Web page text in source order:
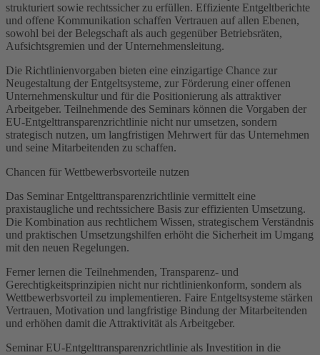
strukturiert sowie rechtssicher zu erfüllen. Effiziente Entgeltberichte
und offene Kommunikation schaffen Vertrauen auf allen Ebenen,
sowohl bei der Belegschaft als auch gegenüber Betriebsräten,
Aufsichtsgremien und der Unternehmensleitung.
Die Richtlinienvorgaben bieten eine einzigartige Chance zur
Neugestaltung der Entgeltsysteme, zur Förderung einer offenen
Unternehmenskultur und für die Positionierung als attraktiver
Arbeitgeber. Teilnehmende des Seminars können die Vorgaben der
EU-Entgelttransparenzrichtlinie nicht nur umsetzen, sondern
strategisch nutzen, um langfristigen Mehrwert für das Unternehmen
und seine Mitarbeitenden zu schaffen.
Chancen für Wettbewerbsvorteile nutzen
Das Seminar Entgelttransparenzrichtlinie vermittelt eine
praxistaugliche und rechtssichere Basis zur effizienten Umsetzung.
Die Kombination aus rechtlichem Wissen, strategischem Verständnis
und praktischen Umsetzungshilfen erhöht die Sicherheit im Umgang
mit den neuen Regelungen.
Ferner lernen die Teilnehmenden, Transparenz- und
Gerechtigkeitsprinzipien nicht nur richtlinienkonform, sondern als
Wettbewerbsvorteil zu implementieren. Faire Entgeltsysteme stärken
Vertrauen, Motivation und langfristige Bindung der Mitarbeitenden
und erhöhen damit die Attraktivität als Arbeitgeber.
Seminar EU-Entgelttransparenzrichtlinie als Investition in die